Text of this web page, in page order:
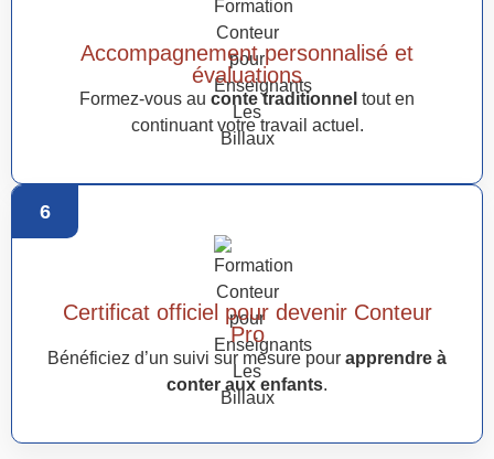
Accompagnement personnalisé et
évaluations
Formez-vous au conte traditionnel tout en
continuant votre travail actuel.
6
Certificat officiel pour devenir Conteur
Pro
Bénéficiez d’un suivi sur mesure pour apprendre à
conter aux enfants.